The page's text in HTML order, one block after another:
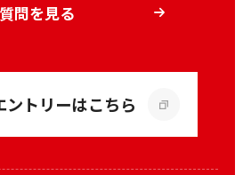
問を見る
ントリーはこちら